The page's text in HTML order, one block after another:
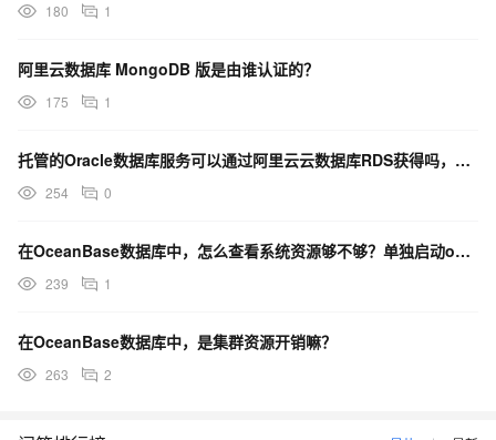
180 1
阿里云数据库 MongoDB 版是由谁认证的？
175 1
托管的Oracle数据库服务可以通过阿里云云数据库RDS获得吗，其优势和可用资源是什么？
254 0
在OceanBase数据库中，怎么查看系统资源够不够？单独启动observer-ce，提示没这个参数
239 1
在OceanBase数据库中，是集群资源开销嘛？
263 2